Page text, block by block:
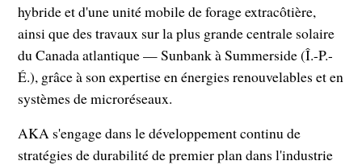
hybride et d'une unité mobile de forage extracôtière,
ainsi que des travaux sur la plus grande centrale solaire
du Canada atlantique — Sunbank à Summerside (Î.-P.-
É.), grâce à son expertise en énergies renouvelables et en
systèmes de microréseaux.
AKA s'engage dans le développement continu de
stratégies de durabilité de premier plan dans l'industrie